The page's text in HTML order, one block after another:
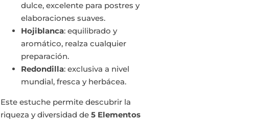
dulce, excelente para postres y
elaboraciones suaves.
Hojiblanca: equilibrado y
aromático, realza cualquier
preparación.
Redondilla: exclusiva a nivel
mundial, fresca y herbácea.
Este estuche permite descubrir la
riqueza y diversidad de5 Elementos